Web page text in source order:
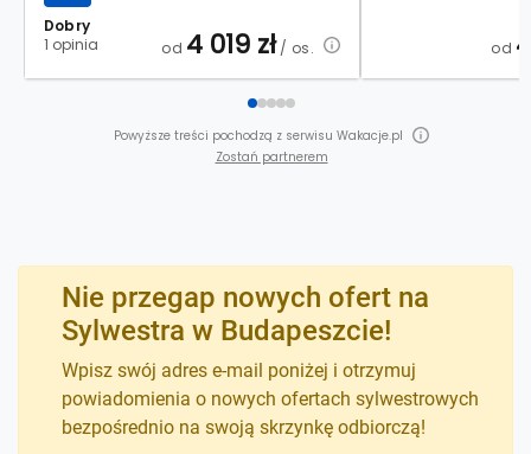
Dobry
1 opinia
od 4 019 zł/ os. od
Powyższe treści pochodzą z serwisu Wakacje.pl
Zostań partnerem
Nie przegap nowych ofert na
Sylwestra w Budapeszcie!
Wpisz swój adres e-mail poniżej i otrzymuj
powiadomienia o nowych ofertach sylwestrowych
bezpośrednio na swoją skrzynkę odbiorczą!